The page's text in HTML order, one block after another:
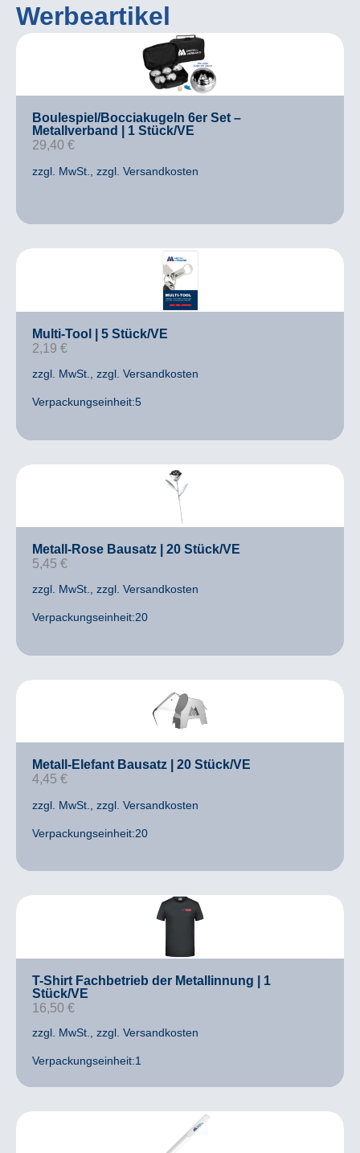
Werbeartikel
Boulespiel/Bocciakugeln 6er Set –
Metallverband | 1 Stück/VE
29,40 €
zzgl. MwSt. , zzgl. Versandkosten
Multi-Tool | 5 Stück/VE
2,19 €
Verpackungseinheit:5
zzgl. MwSt. , zzgl. Versandkosten
Metall-Rose Bausatz | 20 Stück/VE
5,45 €
Verpackungseinheit:20
zzgl. MwSt., zzgl. Versandkosten
Metall-Elefant Bausatz | 20 Stück/VE
4,45 €
Verpackungseinheit:20
zzgl. MwSt. , zzgl. Versandkosten
T-Shirt Fachbetrieb der Metallinnung | 1
Stück/VE
16,50 €
Verpackungseinheit:1
zzgl. MwSt., zzgl. Versandkosten